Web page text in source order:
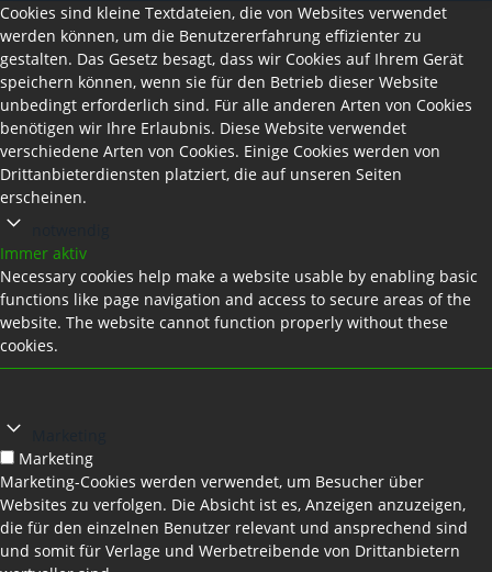
Cookies sind kleine Textdateien, die von Websites verwendet
werden können, um die Benutzererfahrung effizienter zu
gestalten. Das Gesetz besagt, dass wir Cookies auf Ihrem Gerät
speichern können, wenn sie für den Betrieb dieser Website
unbedingt erforderlich sind. Für alle anderen Arten von Cookies
benötigen wir Ihre Erlaubnis. Diese Website verwendet
verschiedene Arten von Cookies. Einige Cookies werden von
Drittanbieterdiensten platziert, die auf unseren Seiten
erscheinen.
Immer aktiv
Necessary cookies help make a website usable by enabling basic
functions like page navigation and access to secure areas of the
website. The website cannot function properly without these
cookies.
Marketing
Marketing-Cookies werden verwendet, um Besucher über
Websites zu verfolgen. Die Absicht ist es, Anzeigen anzuzeigen,
die für den einzelnen Benutzer relevant und ansprechend sind
und somit für Verlage und Werbetreibende von Drittanbietern